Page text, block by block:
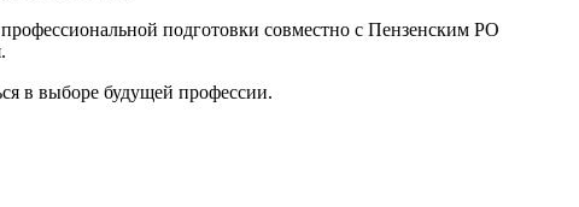
подготовки совместно с Пензенским РО
в выборе будущей профессии.